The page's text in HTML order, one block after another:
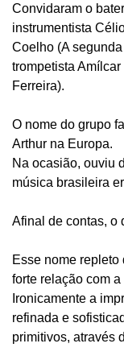
Convidaram o
instrumentista
Coelho (A
trompetista
Ferreira).
O nome do grupo
Arthur na Europa.
Na ocasião, ouviu
música brasileira
Afinal de contas, o
Esse nome
forte relação com
Ironicamente a
refinada e
primitivos, através